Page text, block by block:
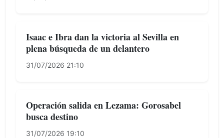
Isaac e Ibra dan la victoria al Sevilla en
plena búsqueda de un delantero
31/07/2026 21:10
Operación salida en Lezama: Gorosabel
busca destino
31/07/2026 19:10